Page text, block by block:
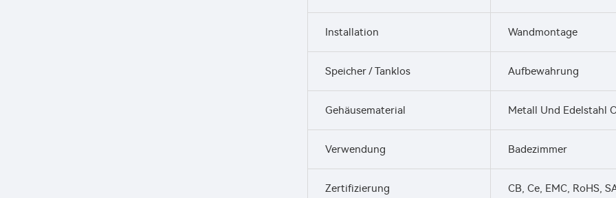
Installation Wandmontage
Speicher / Tanklos Aufbewahrung
Gehäusematerial Metall Und Edelstahl
Verwendung Badezimmer
Zertifizierung CB, Ce, EMC, RoHS,